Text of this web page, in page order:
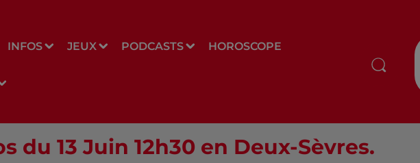
INFOS JEUX PODCASTS HOROSCOPE
du 13 Juin 12h30 en Deux-Sèvres.